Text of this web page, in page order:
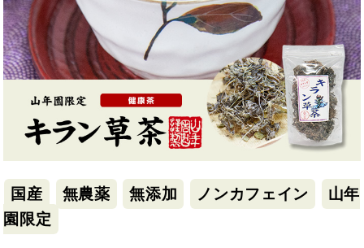
国産 無農薬 無添加 ノンカフェイン
山年
園限定